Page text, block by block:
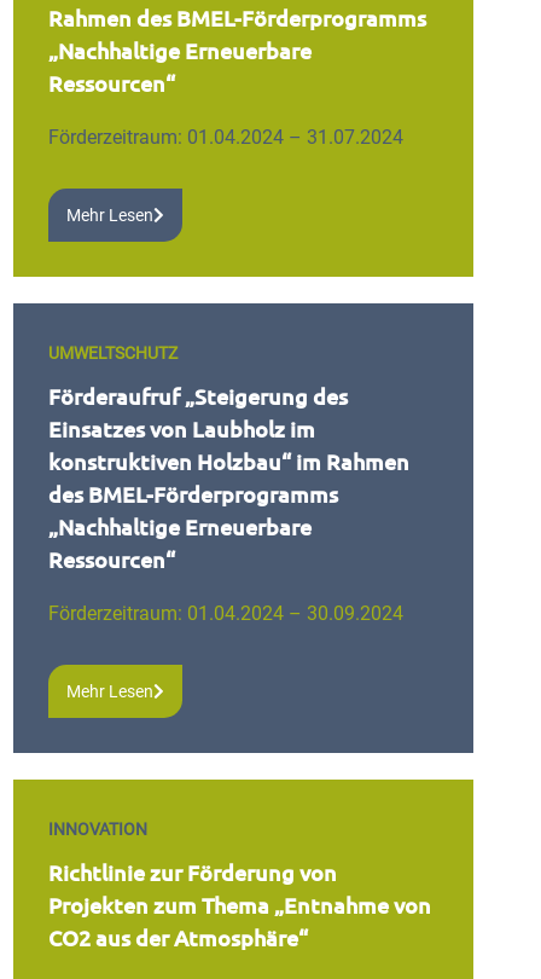
Rahmen des BMEL-Förderprogramms
„Nachhaltige Erneuerbare
Ressourcen“
Förderzeitraum: 01.04.2024 – 31.07.2024
Mehr Lesen
UMWELTSCHUTZ
Förderaufruf „Steigerung des
Einsatzes von Laubholz im
konstruktiven Holzbau“ im Rahmen
des BMEL-Förderprogramms
„Nachhaltige Erneuerbare
Ressourcen“
Förderzeitraum: 01.04.2024 – 30.09.2024
Mehr Lesen
INNOVATION
Richtlinie zur Förderung von
Projekten zum Thema „Entnahme von
CO2 aus der Atmosphäre“